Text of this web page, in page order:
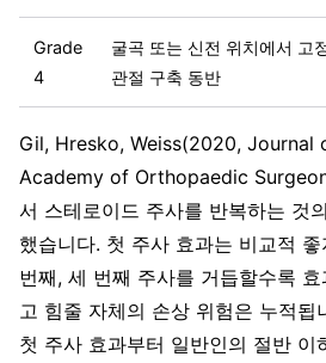
Grade
4
굴곡 또는 신전 위치에서 고
관절 구축 동반
Gil, Hresko, Weiss(2020, Journal
Academy of Orthopaedic
서 스테로이드 주사를 반복하는 것
했습니다. 첫 주사 효과는 비교적
번째, 세 번째 주사를 거듭할수록
고 힘줄 자체의 손상 위험은 누적됩
첫 주사 효과부터 일반인의 절반 이